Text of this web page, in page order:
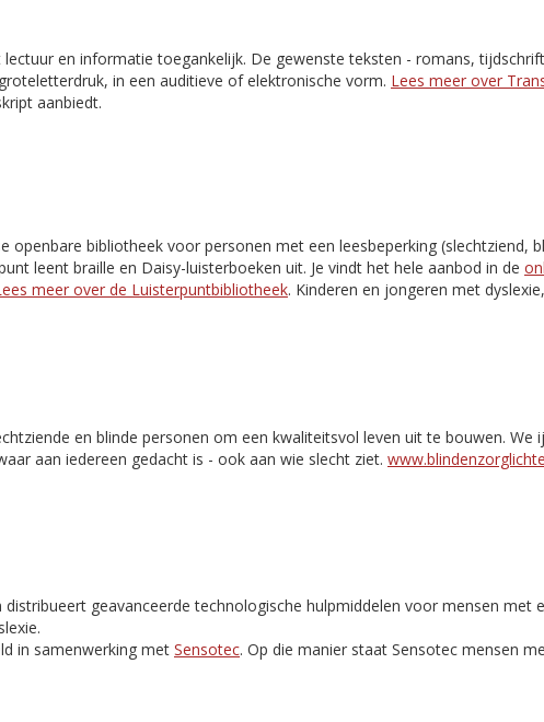
lectuur en informatie toegankelijk. De gewenste teksten - romans,
in een auditieve of elektronische vorm. Lees meer over
aanbiedt.
openbare bibliotheek voor personen met een leesbeperking (slechtziend,
leent braille en Daisy-luisterboeken uit. Je vindt het hele aanbod in de
meer over de Luisterpuntbibliotheek. Kinderen en jongeren met
en blinde personen om een kwaliteitsvol leven uit te bouwen. We
aan iedereen gedacht is - ook aan wie slecht ziet.
geavanceerde technologische hulpmiddelen voor mensen met
in samenwerking met Sensotec. Op die manier staat Sensotec mensen